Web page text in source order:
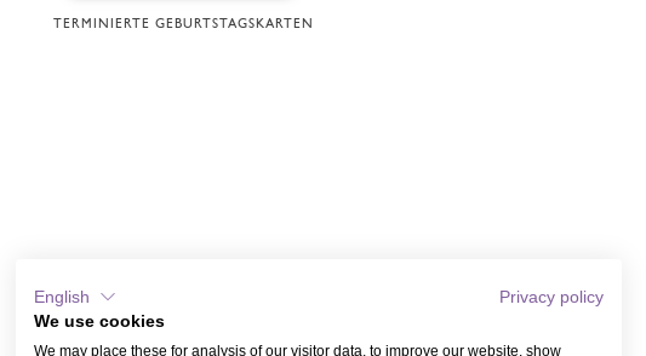
TERMINIERTE GEBURTSTAGSKARTEN
English
Privacy policy
We use cookies
We may place these for analysis of our visitor data, to improve our website, show